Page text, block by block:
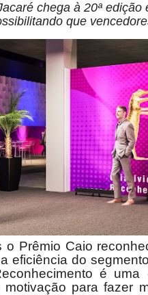
chega à 20ª edição
que
o Prêmio Caio
eficiência do
é
motivação para fazer